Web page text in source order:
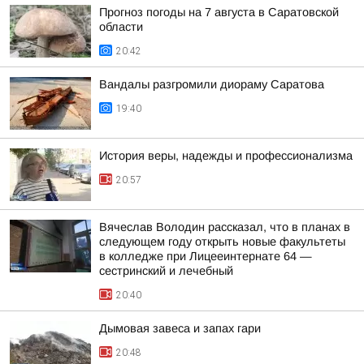
Прогноз погоды на 7 августа в Саратовской
области
20:42
Вандалы разгромили диораму Саратова
19:40
История веры, надежды и профессионализма
20:57
Вячеслав Володин рассказал, что в планах в
следующем году открыть новые факультеты
в колледже при Лицееинтернате 64 —
сестринский и лечебный
20:40
Дымовая завеса и запах гари
20:48